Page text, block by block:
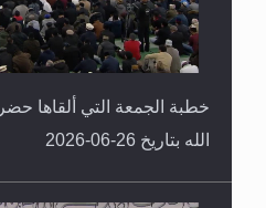
خطبة الجمعة التي ألقاها
الله بتاريخ 26-06-2026